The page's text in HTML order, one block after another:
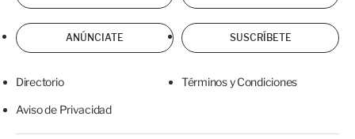
ANÚNCIATE SUSCRÍBETE
Directorio Términos y Condiciones
Aviso de Privacidad